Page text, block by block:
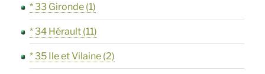
* 33 Gironde (1)
* 34 Hérault (11)
* 35 Ile et Vilaine (2)